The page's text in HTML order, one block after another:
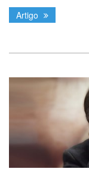
Artigo